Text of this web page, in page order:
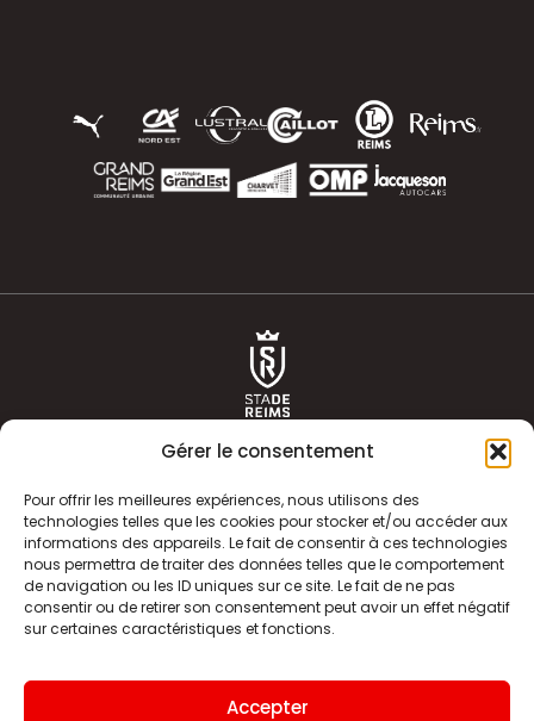
Gérer le consentement
Pour offrir les meilleures expériences, nous utilisons des
technologies telles que les cookies pour stocker et/ou accéder aux
informations des appareils. Le fait de consentir à ces technologies
nous permettra de traiter des données telles que le comportement
de navigation ou les ID uniques sur ce site. Le fait de ne pas
consentir ou de retirer son consentement peut avoir un effet négatif
sur certaines caractéristiques et fonctions.
Accepter
ACTUALITÉS
CLUB
BOUTIQUE
HISTOIRE
ÉQUIPE PREMIERE
INFOS ET CONTACT